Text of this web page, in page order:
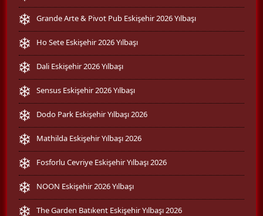
Grande Arte & Pivot Pub Eskişehir 2026 Yılbaşı
Ho Sete Eskişehir 2026 Yılbaşı
Dali Eskişehir 2026 Yılbaşı
Sensus Eskişehir 2026 Yılbaşı
Dodo Park Eskişehir Yılbaşı 2026
Mathilda Eskişehir Yılbaşı 2026
Fosforlu Cevriye Eskişehir Yılbaşı 2026
NOON Eskişehir 2026 Yılbaşı
The Garden Batıkent Eskişehir Yılbaşı 2026